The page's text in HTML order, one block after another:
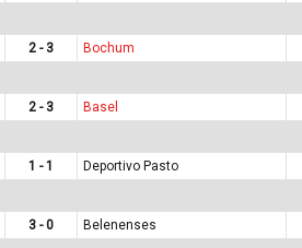
2 - 3 Bochum
2 - 3 Basel
1 - 1 Deportivo Pasto
3 - 0 Belenenses